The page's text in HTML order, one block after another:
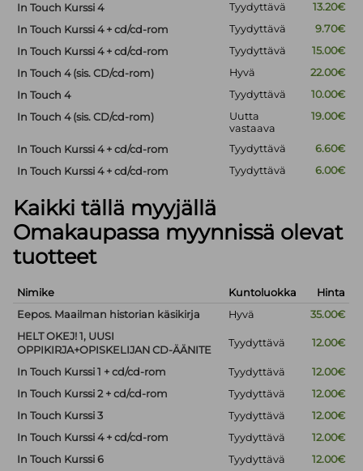
In Touch Kurssi 4
Tyydyttävä
13.20€
In Touch Kurssi 4 + cd/cd-rom
Tyydyttävä
9.70€
In Touch Kurssi 4 + cd/cd-rom
Tyydyttävä
15.00€
In Touch 4 (sis. CD/cd-rom)
Hyvä
22.00€
In Touch 4
Tyydyttävä
10.00€
In Touch 4 (sis. CD/cd-rom)
Uutta
vastaava
19.00€
In Touch Kurssi 4 + cd/cd-rom Tyydyttävä
6.60€
In Touch Kurssi 4 + cd/cd-rom
Tyydyttävä 6.00€
Kaikki tällä myyjällä
Omakaupassa myynnissä olevat
tuotteet
Nimike Kuntoluokka
Hinta
Eepos. Maailman historian käsikirja
Hyvä
35.00€
HELT OKEJ! 1, UUSI
OPPIKIRJA+OPISKELIJAN CD-ÄÄNITE
Tyydyttävä 12.00€
In Touch Kurssi 1 + cd/cd-rom Tyydyttävä
12.00€
In Touch Kurssi 2 + cd/cd-rom
Tyydyttävä
12.00€
In Touch Kurssi 3
Tyydyttävä
12.00€
In Touch Kurssi 4 + cd/cd-rom
Tyydyttävä
12.00€
In Touch Kurssi 6
Tyydyttävä
12.00€